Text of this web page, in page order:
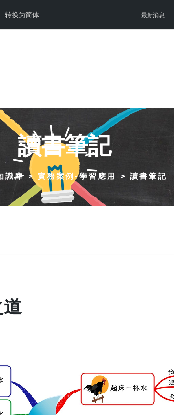
转换为简体 最新消息
讀書筆記
識庫 實務案例-學習應用 讀書筆記